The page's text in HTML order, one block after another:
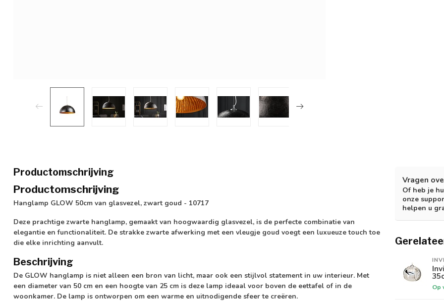
Productomschrijving
Productomschrijving
Hanglamp GLOW 50cm van glasvezel, zwart goud - 10717
Deze prachtige zwarte hanglamp, gemaakt van hoogwaardig glasvezel, is de perfecte combinatie van
elegantie en functionaliteit. De strakke zwarte afwerking met een vleugje goud voegt een luxueuze touch toe
die elke inrichting aanvult.
Beschrijving
De GLOW hanglamp is niet alleen een bron van licht, maar ook een stijlvol statement in uw interieur. Met
een diameter van 50 cm en een hoogte van 25 cm is deze lamp ideaal voor boven de eettafel of in de
woonkamer. De lamp is ontworpen om een warme en uitnodigende sfeer te creëren.
Vragen
Of heb je
onze
helpen u
Op